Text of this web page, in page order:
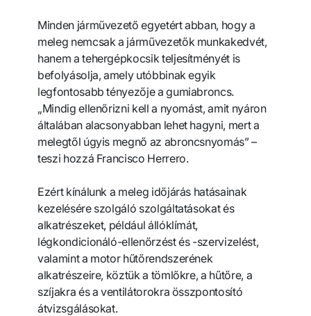
Minden járművezető egyetért abban, hogy a
meleg nemcsak a járművezetők munkakedvét,
hanem a tehergépkocsik teljesítményét is
befolyásolja, amely utóbbinak egyik
legfontosabb tényezője a gumiabroncs.
„Mindig ellenőrizni kell a nyomást, amit nyáron
általában alacsonyabban lehet hagyni, mert a
melegtől úgyis megnő az abroncsnyomás” –
teszi hozzá Francisco Herrero.
Ezért kínálunk a meleg időjárás hatásainak
kezelésére szolgáló szolgáltatásokat és
alkatrészeket, például állóklímát,
légkondicionáló-ellenőrzést és -szervizelést,
valamint a motor hűtőrendszerének
alkatrészeire, köztük a tömlőkre, a hűtőre, a
szíjakra és a ventilátorokra összpontosító
átvizsgálásokat.